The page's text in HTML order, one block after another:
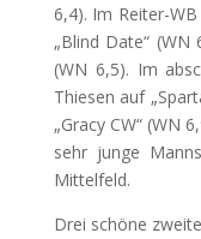
6,4). Im Reiter-
„Blind Date“ (WN
(WN 6,5). Im
Thiesen auf
„Gracy CW“ (WN
sehr junge
Mittelfeld.
Drei schöne